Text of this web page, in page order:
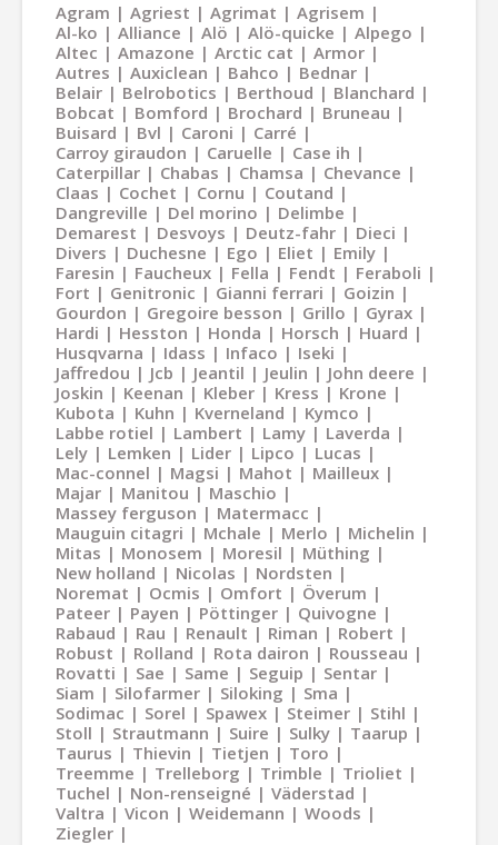
Agram Agriest Agrimat
Agrisem
Al-ko
Alliance Alö Alö-quicke
Alpego
Altec
Amazone Arctic cat
Armor
Autres
Auxiclean Bahco
Bednar
Belair
Belrobotics Berthoud
Blanchard
Bobcat
Bomford Brochard
Bruneau
Buisard
Bvl Caroni
Carré
Carroy giraudon
Caruelle
Case ih
Caterpillar
Chabas Chamsa
Chevance
Claas
Cochet Cornu
Coutand
Dangreville
Del morino
Delimbe
Demarest
Desvoys Deutz-fahr
Dieci
Divers
Duchesne Ego Eliet
Emily
Faresin
Faucheux Fella Fendt
Feraboli
Fort
Genitronic Gianni ferrari
Goizin
Gourdon
Gregoire besson Grillo
Gyrax
Hardi
Hesston Honda Horsch
Huard
Husqvarna
Idass Infaco
Iseki
Jaffredou
Jcb Jeantil Jeulin
John deere
Joskin
Keenan Kleber Kress
Krone
Kubota
Kuhn Kverneland
Kymco
Labbe rotiel
Lambert Lamy
Laverda
Lely
Lemken Lider Lipco
Lucas
Mac-connel
Magsi Mahot
Mailleux
Majar
Manitou
Maschio
Massey ferguson
Matermacc
Mauguin citagri
Mchale Merlo
Michelin
Mitas
Monosem Moresil
Müthing
New holland
Nicolas
Nordsten
Noremat
Ocmis Omfort
Överum
Pateer
Payen Pöttinger
Quivogne
Rabaud
Rau Renault Riman
Robert
Robust
Rolland Rota dairon
Rousseau
Rovatti
Sae Same Seguip
Sentar
Siam
Silofarmer Siloking
Sma
Sodimac
Sorel Spawex Steimer
Stihl
Stoll
Strautmann Suire Sulky
Taarup
Taurus
Thievin Tietjen
Toro
Treemme
Trelleborg Trimble
Trioliet
Tuchel
Non-renseigné
Väderstad
Valtra
Vicon Weidemann
Woods
Ziegler